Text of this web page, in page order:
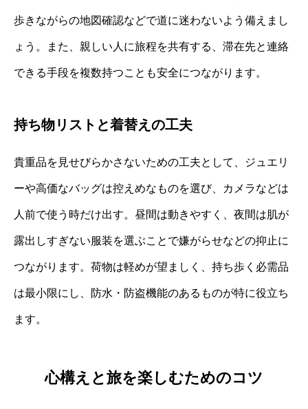
歩きながらの地図確認などで道に迷わないよう備えまし
ょう。また、親しい人に旅程を共有する、滞在先と連絡
できる手段を複数持つことも安全につながります。
持ち物リストと着替えの工夫
貴重品を見せびらかさないための工夫として、ジュエリ
ーや高価なバッグは控えめなものを選び、カメラなどは
人前で使う時だけ出す。昼間は動きやすく、夜間は肌が
露出しすぎない服装を選ぶことで嫌がらせなどの抑止に
つながります。荷物は軽めが望ましく、持ち歩く必需品
は最小限にし、防水・防盗機能のあるものが特に役立ち
ます。
心構えと旅を楽しむためのコツ